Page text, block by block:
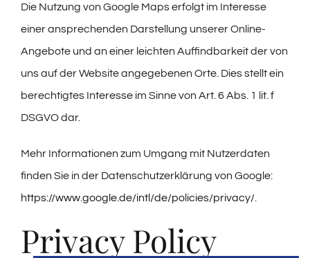
Die Nutzung von Google Maps erfolgt im Interesse
einer ansprechenden Darstellung unserer Online-
Angebote und an einer leichten Auffindbarkeit der von
uns auf der Website angegebenen Orte. Dies stellt ein
berechtigtes Interesse im Sinne von Art. 6 Abs. 1 lit. f
DSGVO dar.
Mehr Informationen zum Umgang mit Nutzerdaten
finden Sie in der Datenschutzerklärung von Google:
https://www.google.de/intl/de/policies/privacy/
Privacy Policy